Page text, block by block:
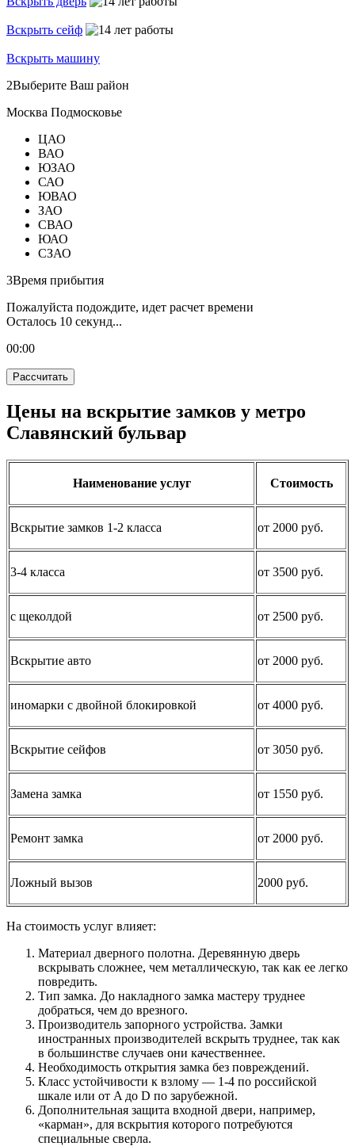
Вскрыть сейф
Вскрыть машину
2Выберите Ваш район
Москва Подмосковье
ЦАО
ВАО
ЮЗАО
САО
ЮВАО
ЗАО
СВАО
ЮАО
СЗАО
3Время прибытия
Пожалуйста подождите, идет расчет времени
Осталось 10 секунд...
00:00
Рассчитать
Цены на вскрытие замков у метро
Славянский бульвар
Наименование услуг Стоимость
Вскрытие замков 1-2 класса от 2000 руб.
3-4 класса от 3500 руб.
с щеколдой от 2500 руб.
Вскрытие авто от 2000 руб.
иномарки с двойной блокировкой от 4000 руб.
Вскрытие сейфов от 3050 руб.
Замена замка от 1550 руб.
Ремонт замка от 2000 руб.
Ложный вызов 2000 руб.
На стоимость услуг влияет:
Материал дверного полотна. Деревянную дверь
вскрывать сложнее, чем металлическую, так как ее легко
повредить.
Тип замка. До накладного замка мастеру труднее
добраться, чем до врезного.
Производитель запорного устройства. Замки
иностранных производителей вскрыть труднее, так как
в большинстве случаев они качественнее.
Необходимость открытия замка без повреждений.
Класс устойчивости к взлому — 1-4 по российской
шкале или от A до D по зарубежной.
Дополнительная защита входной двери, например,
«карман», для вскрытия которого потребуются
специальные сверла.